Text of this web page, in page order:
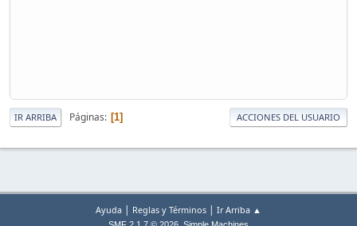
IR ARRIBA Páginas 1 ACCIONES DEL USUARIO
Ayuda | Reglas y Términos | Ir Arriba ▲